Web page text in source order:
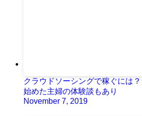
クラウドソーシングで稼ぐには
始めた主婦の体験談もあり
November 7, 2019